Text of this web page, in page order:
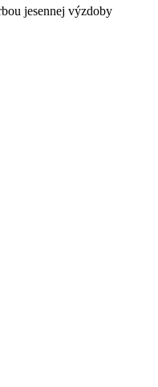
jesennej výzdoby